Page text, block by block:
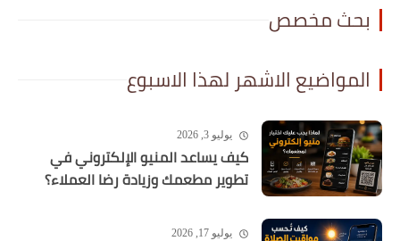
بحث مخصص
المواضيع الاشهر لهذا الاسبوع
يوليو 3, 2026
كيف يساعد المنيو الإلكتروني في
تطوير مطعمك وزيادة رضا العملاء؟
يوليو 17, 2026